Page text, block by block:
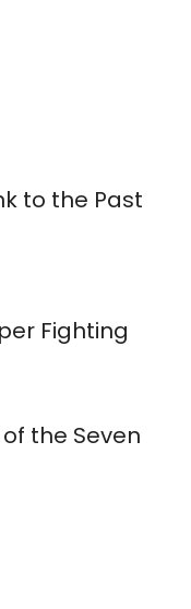
to the Past
Fighting
the Seven